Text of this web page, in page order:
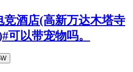
竞酒店(高新万达木塔寺
可以带宠物吗。